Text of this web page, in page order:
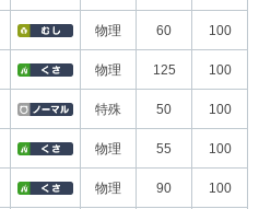
物理 60 100
物理 125 100
特殊 50 100
物理 55 100
物理 90 100